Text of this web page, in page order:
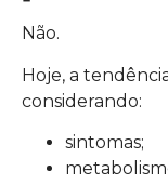
Não.
Hoje, a
considerando:
sintomas;